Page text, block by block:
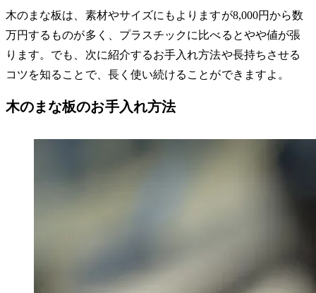
木のまな板は、素材やサイズにもよりますが8,000円から数
万円するものが多く、プラスチックに比べるとやや値が張
ります。でも、次に紹介するお手入れ方法や長持ちさせる
コツを知ることで、長く使い続けることができますよ。
木のまな板のお手入れ方法